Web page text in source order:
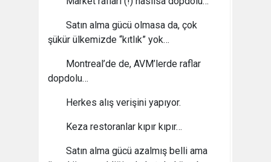
Satın alma gücü olmasa da, çok
şükür ülkemizde “kıtlık” yok…
Montreal’de de, AVM’lerde raflar
dopdolu…
Herkes alış verişini yapıyor.
Keza restoranlar kıpır kıpır…
Satın alma gücü azalmış belli ama